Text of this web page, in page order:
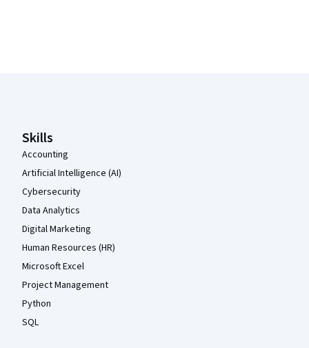
Skills
Accounting
Artificial Intelligence (AI)
Cybersecurity
Data Analytics
Digital Marketing
Human Resources (HR)
Microsoft Excel
Project Management
Python
SQL